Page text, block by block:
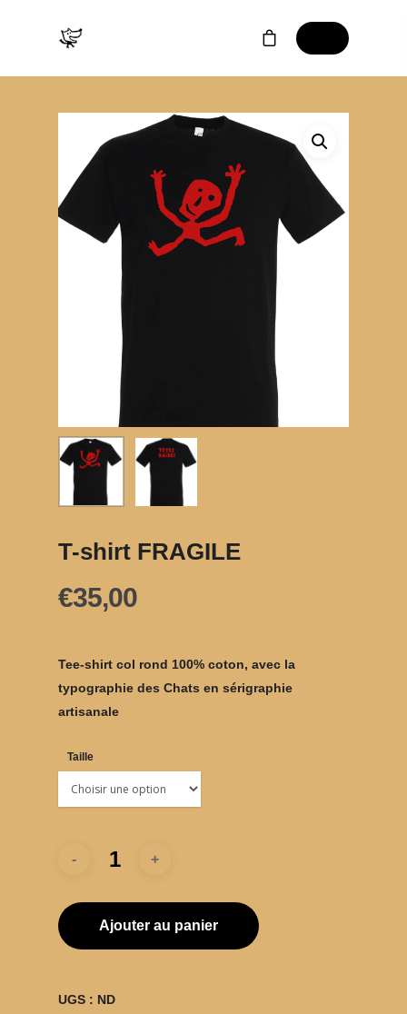
T-shirt FRAGILE
€35,00
Tee-shirt col rond 100% coton, avec la
typographie des Chats en sérigraphie
artisanale
Taille
Ajouter au panier
UGS : ND